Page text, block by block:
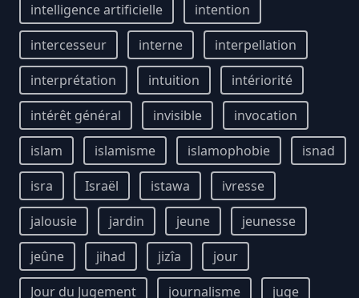
intelligence artificielle
intention
intercesseur
interne
interpellation
interprétation
intuition
intériorité
intérêt général
invisible
invocation
islam
islamisme islamophobie
isnad
isra
Israël istawa
ivresse
jalousie
jardin jeune
jeunesse
jeûne
jihad jizîa
jour
Jour du Jugement
journalisme
juge